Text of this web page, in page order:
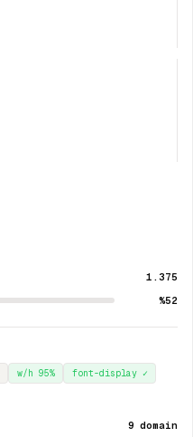
1.375
%52
w/h 95% font-display ✓
9 domain